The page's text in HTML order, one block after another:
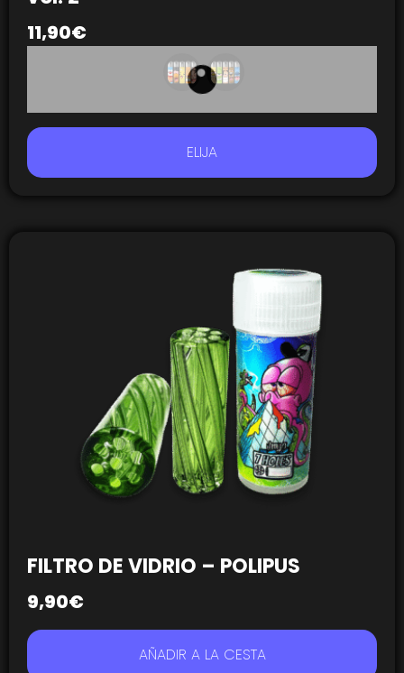
11,90€
ELIJA
FILTRO DE VIDRIO – POLIPUS
9,90€
AÑADIR A LA CESTA